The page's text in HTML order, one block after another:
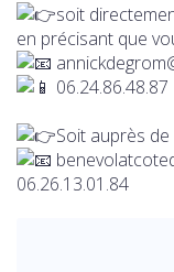
soit
en précisant que
06.24.86.48.87
Soit auprès
06.26.13.01.84